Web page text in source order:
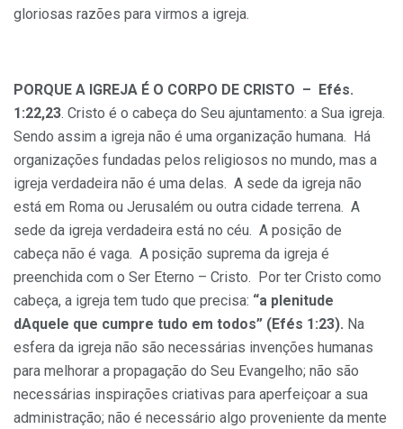
gloriosas razões para virmos a igreja.
PORQUE A IGREJA É O CORPO DE CRISTO – Efés.
1:22,23. Cristo é o cabeça do Seu ajuntamento: a Sua igreja.
Sendo assim a igreja não é uma organização humana. Há
organizações fundadas pelos religiosos no mundo, mas a
igreja verdadeira não é uma delas. A sede da igreja não
está em Roma ou Jerusalém ou outra cidade terrena. A
sede da igreja verdadeira está no céu. A posição de
cabeça não é vaga. A posição suprema da igreja é
preenchida com o Ser Eterno – Cristo. Por ter Cristo como
cabeça, a igreja tem tudo que precisa: “a plenitude
dAquele que cumpre tudo em todos” (Efés 1:23). Na
esfera da igreja não são necessárias invenções humanas
para melhorar a propagação do Seu Evangelho; não são
necessárias inspirações criativas para aperfeiçoar a sua
administração; não é necessário algo proveniente da mente